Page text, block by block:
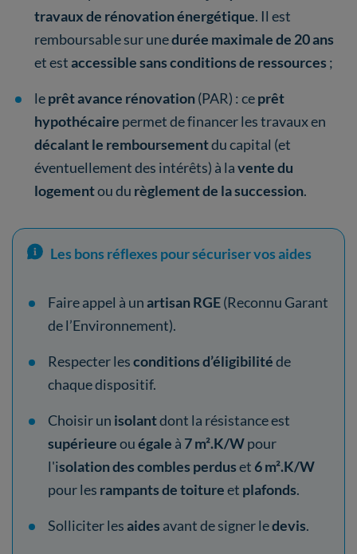
travaux de rénovation énergétique. Il est
remboursable sur unedurée maximale de 20 ans
et estaccessible sans conditions de ressources ;
leprêt avance rénovation(PAR) : ceprêt
hypothécaire permet de financer les travaux en
décalant le remboursementdu capital (et
éventuellement des intérêts) à lavente du
logementou du règlement de la succession.
Les bons réflexes pour sécuriser vos aides
Faire appel à unartisan RGE(Reconnu Garant
de l’Environnement).
Respecter lesconditions d’éligibilitéde
chaque dispositif.
Choisir un isolantdont la résistance est
supérieureouégale à 7 m².K/Wpour
l'isolation des combles perduset 6 m².K/W
pour les rampants de toitureet plafonds.
Solliciter lesaides avant de signer ledevis.